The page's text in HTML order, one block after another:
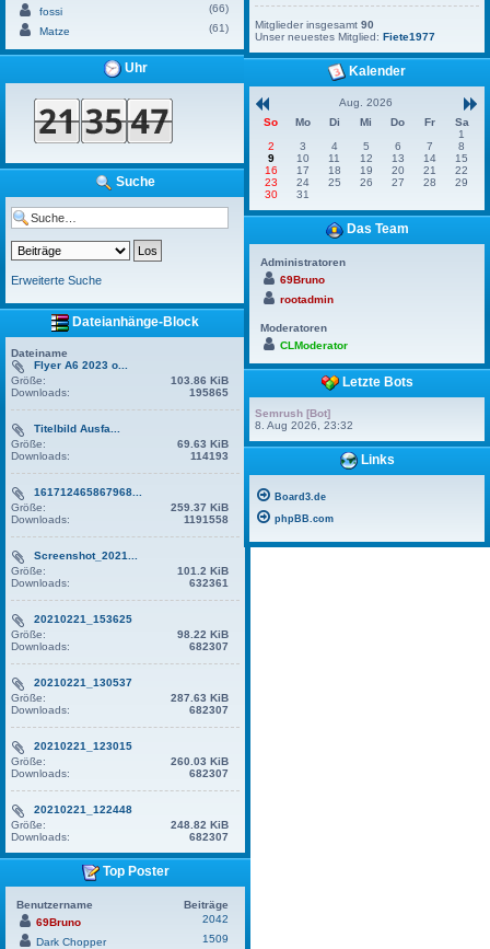
fossi
(66)
Matze
(61)
Uhr
Suche
Erweiterte Suche
Dateianhänge-Block
Dateiname
Flyer A6 2023 o...
Größe:
103.86 KiB
Downloads:
195865
Titelbild Ausfa...
Größe:
69.63 KiB
Downloads:
114193
161712465867968...
Größe:
259.37 KiB
Downloads:
1191558
Screenshot_2021...
Größe:
101.2 KiB
Downloads:
632361
20210221_153625
Größe:
98.22 KiB
Downloads:
682307
20210221_130537
Größe:
287.63 KiB
Downloads:
682307
20210221_123015
Größe:
260.03 KiB
Downloads:
682307
20210221_122448
Größe:
248.82 KiB
Downloads:
682307
Top Poster
Benutzername
Beiträge
69Bruno
2042
Dark Chopper
1509
Mitglieder insgesamt90
Unser neuestes Mitglied:Fiete1977
Kalender
Aug. 2026
So
Mo Di Mi Do Fr
Sa
1
2
3 4 5 6 7
8
9
10 11 12 13 14
15
16
17 18 19 20 21
22
23
24 25 26 27 28
29
30
31
Das Team
Administratoren
69Bruno
rootadmin
Moderatoren
CLModerator
Letzte Bots
Semrush [Bot]
8. Aug 2026, 23:32
Links
Board3.de
phpBB.com